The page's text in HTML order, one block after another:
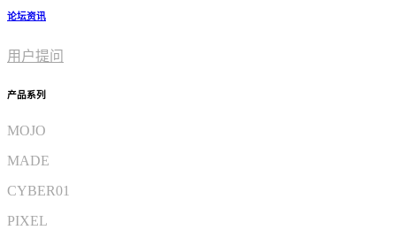
论坛资讯
用户提问
产品系列
MOJO
MADE
CYBER01
PIXEL